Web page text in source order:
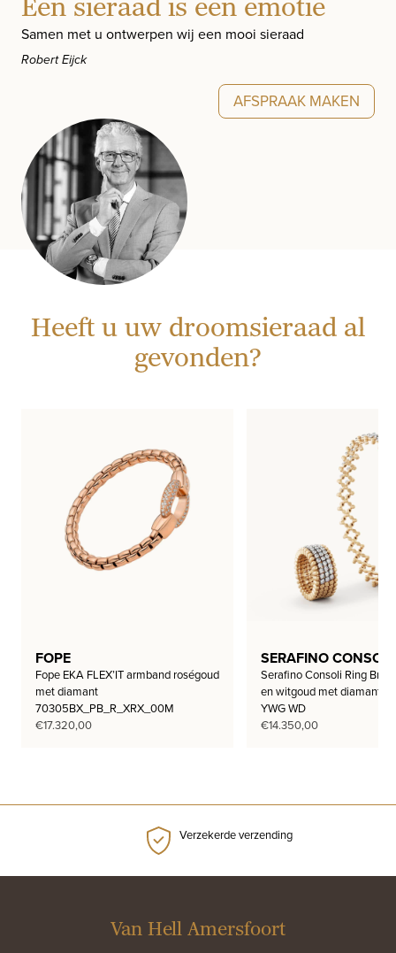
Een sieraad is een emotie
Samen met u ontwerpen wij een mooi sieraad
Robert Eijck
AFSPRAAK MAKEN
Heeft u uw droomsieraad al
gevonden?
FOPE
Fope EKA FLEX’IT armband roségoud
met diamant
70305BX_PB_R_XRX_00M
€17.320,00
SERAFINO CONSOLI
Serafino Consoli Ring
en witgoud met diamant
YWG WD
€14.350,00
Verzekerde verzending
Van Hell Amersfoort